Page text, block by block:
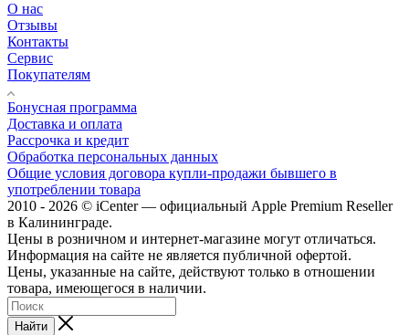
О нас
Отзывы
Контакты
Сервис
Покупателям
Бонусная программа
Доставка и оплата
Рассрочка и кредит
Обработка персональных данных
Общие условия договора купли-продажи бывшего в
употреблении товара
2010 - 2026 © iCenter — официальный Apple Premium Reseller
в Калининграде.
Цены в розничном и интернет-магазине могут отличаться.
Информация на сайте не является публичной офертой.
Цены, указанные на сайте, действуют только в отношении
товара, имеющегося в наличии.
Найти